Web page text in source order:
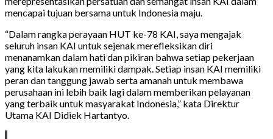
mencapai tujuan bersama untuk Indonesia maju.
“Dalam rangka perayaan HUT ke-78 KAI, saya mengajak
seluruh insan KAI untuk sejenak merefleksikan diri
menanamkan dalam hati dan pikiran bahwa setiap pekerjaan
yang kita lakukan memiliki dampak. Setiap insan KAI memiliki
peran dan tanggung jawab serta amanah untuk membawa
perusahaan ini lebih baik lagi dalam memberikan pelayanan
yang terbaik untuk masyarakat Indonesia,” kata Direktur
Utama KAI Didiek Hartantyo.